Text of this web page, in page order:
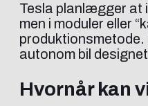
Tesla planlægger at
men i moduler eller
produktionsmetode.
autonom bil
Hvornår kan